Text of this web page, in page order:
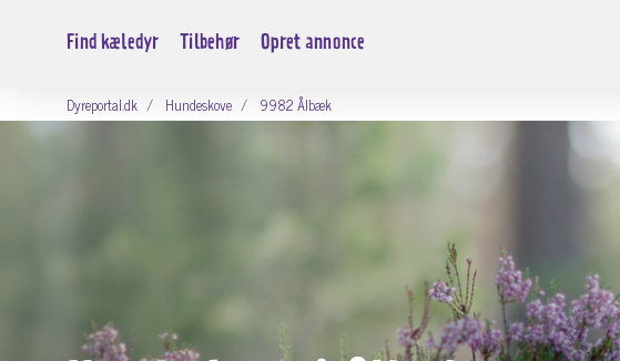
Find kæledyr Tilbehør Opret annonce
Dyreportal.dk Hundeskove 9982 Ålbæk